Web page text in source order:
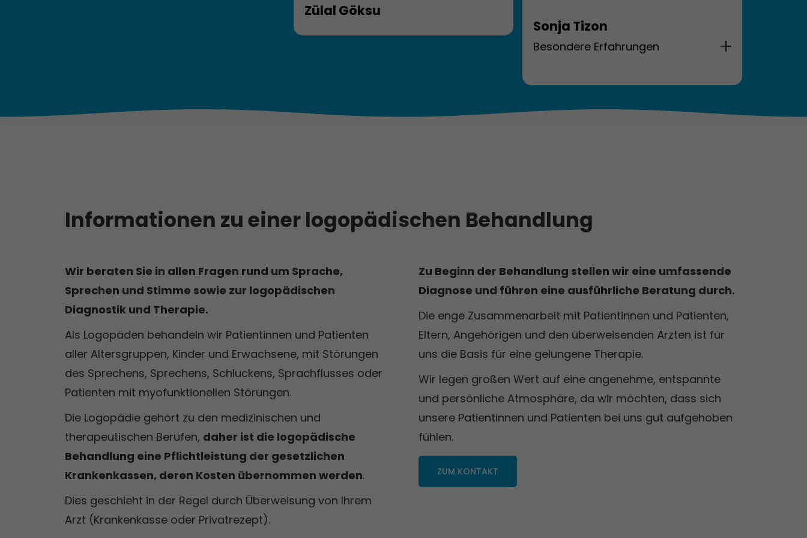
Zülal Göksu
Sonja Tizon
Besondere Erfahrungen
Therapieassistenz in der
Behandlungsplan Optimierung einer
kompetenten und professionellen
Fortbildung Dysphagie, Martinus Klinik
Düsseldorf
„Lichtig splechen fül alle oder: Warum
Chinesen doch ein R sprechen
können!“
„Mit Sprechen bewegen - Stimme und
atemrhythmisch angepasster
Phonation"
Informationen zu einer logopädischen Behandlung
Wir beraten Sie in allen Fragen rund um Sprache,
Sprechen und Stimme sowie zur logopädischen
Diagnostik und Therapie.
Als Logopäden behandeln wir Patientinnen und Patienten
aller Altersgruppen, Kinder und Erwachsene, mit Störungen
des Sprechens, Sprechens, Schluckens, Sprachflusses oder
Patienten mit myofunktionellen Störungen.
Die Logopädie gehört zu den medizinischen und
therapeutischen Berufen, daher ist die logopädische
Behandlung eine Pflichtleistung der gesetzlichen
Krankenkassen, deren Kosten übernommen werden.
Dies geschieht in der Regel durch Überweisung von Ihrem
Arzt (Krankenkasse oder Privatrezept).
Zu Beginn der Behandlung stellen wir eine umfassende
Diagnose und führen eine ausführliche Beratung durch.
Die enge Zusammenarbeit mit Patientinnen und Patienten,
Eltern, Angehörigen und den überweisenden Ärzten ist für
uns die Basis für eine gelungene Therapie.
Wir legen großen Wert auf eine angenehme, entspannte
und persönliche Atmosphäre, da wir möchten, dass sich
unsere Patientinnen und Patienten bei uns gut aufgehoben
fühlen.
ZUM KONTAKT